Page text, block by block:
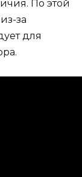
По этой
за
для